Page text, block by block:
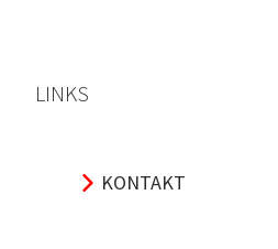
LINKS
KONTAKT